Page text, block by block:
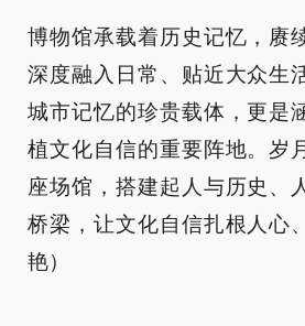
博物馆承载着历史记忆，赓
深度融入日常、贴近大众生
城市记忆的珍贵载体，更是
植文化自信的重要阵地。岁
座场馆，搭建起人与历史、
桥梁，让文化自信扎根人心
艳）